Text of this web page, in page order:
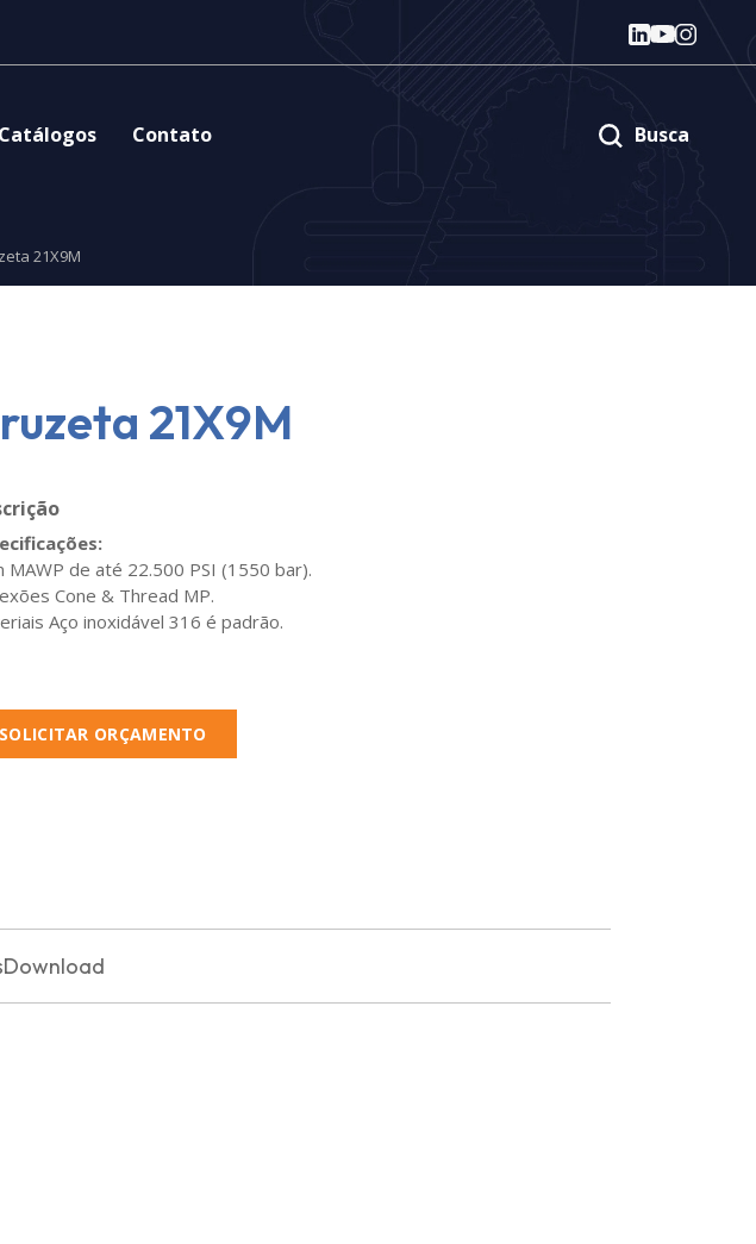
Catálogos Contato Busca
21X9M
21X9M
MAWP de até 22.500 PSI (1550 bar).
Cone & Thread MP.
Aço inoxidável 316 é padrão.
SOLICITAR ORÇAMENTO
Download